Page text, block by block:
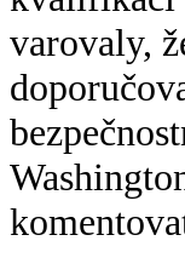
varovaly,